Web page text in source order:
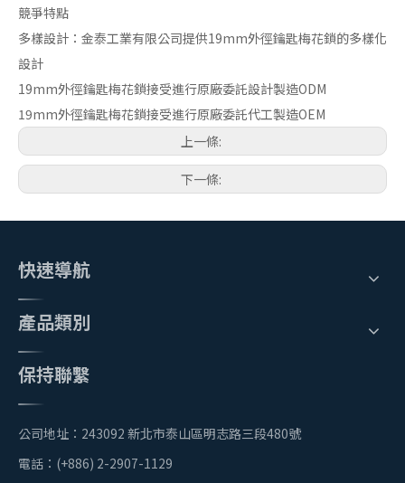
競爭特點
多樣設計：金泰工業有限公司提供19mm外徑鑰匙梅花鎖的多樣化
設計
19mm外徑鑰匙梅花鎖接受進行原廠委託設計製造ODM
19mm外徑鑰匙梅花鎖接受進行原廠委託代工製造OEM
上一條:
下一條:
快速導航
產品類別
保持聯繫
公司地址：243092 新北市泰山區明志路三段480號
電話：(+886) 2-2907-1129